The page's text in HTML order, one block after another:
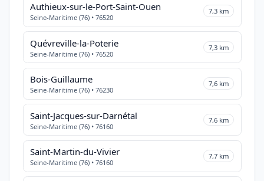
Authieux-sur-le-Port-Saint-Ouen
Seine-Maritime (76) • 76520
7,3 km
Quévreville-la-Poterie
Seine-Maritime (76) • 76520
7,3 km
Bois-Guillaume
Seine-Maritime (76) • 76230
7,6 km
Saint-Jacques-sur-Darnétal
Seine-Maritime (76) • 76160
7,6 km
Saint-Martin-du-Vivier
Seine-Maritime (76) • 76160
7,7 km